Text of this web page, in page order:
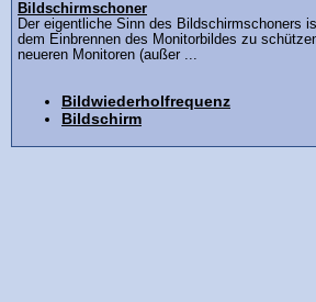
Bildschirmschoner
Der eigentliche Sinn des Bildschirmschoners
dem Einbrennen des Monitorbildes zu
neueren Monitoren (außer ...
Bildwiederholfrequenz
Bildschirm